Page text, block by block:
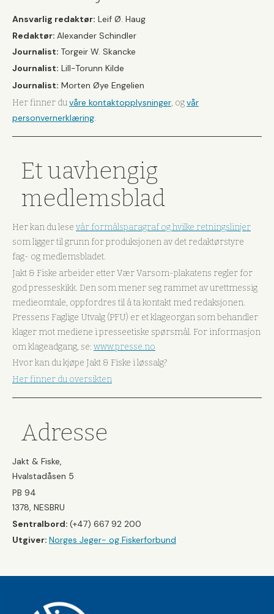
Ansvarlig redaktør: Leif Ø. Haug
Redaktør: Alexander Schindler
Journalist: Torgeir W. Skancke
Journalist: Lill-Torunn Kilde
Journalist: Morten Øye Engelien
Her finner duvåre kontaktopplysninger, ogvår
personvernerklæring.
Et uavhengig
medlemsblad
Her kan du lese vår formålsparagraf og hvilke retningslinjer
som ligger til grunn for produksjonen av det redaktørstyre
fag- og medlemsbladet.
Jakt & Fiske arbeider etter Vær Varsom-plakatens regler for
god presseskikk. Den som mener seg rammet av urettmessig
medieomtale, oppfordres til å ta kontakt med redaksjonen.
Pressens Faglige Utvalg (PFU) er et klageorgan som behandler
klager mot mediene i presseetiske spørsmål. For informasjon
om klageadgang, se: www.presse.no
Hvor kan du kjøpe Jakt & Fiske i løssalg?
Her finner du oversikten
Adresse
Jakt & Fiske,
Hvalstadåsen 5
PB 94
1378, NESBRU
Sentralbord: (+47) 667 92 200
Utgiver: Norges Jeger- og Fiskerforbund